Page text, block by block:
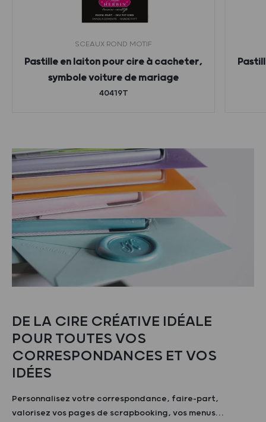
SCEAUX ROND MOTIF
Pastille en laiton pour cire à cacheter,
symbole voiture de mariage
40419T
DE LA CIRE CRÉATIVE IDÉALE
POUR TOUTES VOS
CORRESPONDANCES ET VOS
IDÉES
Personnalisez votre correspondance, faire-part,
valorisez vos pages de scrapbooking, vos menus…